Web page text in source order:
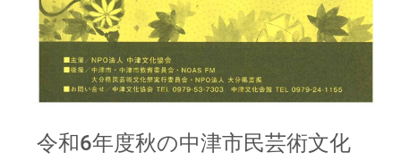
令和6年度秋の中津市民芸術文化